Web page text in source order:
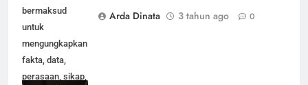
bermaksud
untuk
mengungkapkan
fakta, data,
perasaan, sikap,
Arda Dinata
3 tahun ago 0